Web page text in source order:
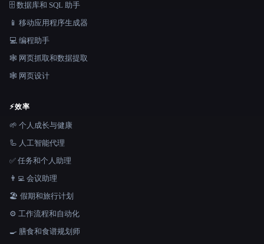
🗄️ 数据库和 SQL 助手
📱 移动应用程序生成器
💻 编程助手
🕸️ 网页抓取和数据提取
🕸 网页设计
⚡效率
🌱 个人成长与健康
🦾 人工智能代理
✅ 任务和个人助理
👨‍💻 会议助理
🏖 假期和旅行计划
⚙️ 工作流程和自动化
🍳 膳食和食谱规划师